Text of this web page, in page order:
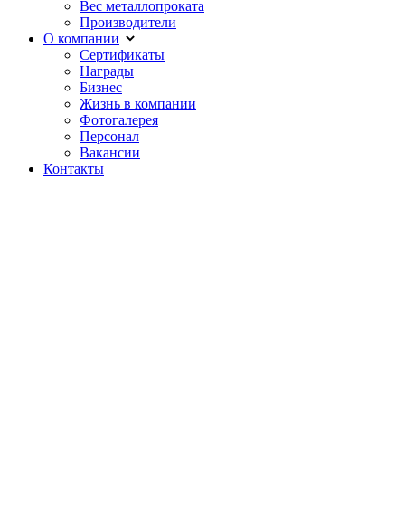
Вес металлопроката
Производители
О компании
Сертификаты
Награды
Бизнес
Жизнь в компании
Фотогалерея
Персонал
Вакансии
Контакты